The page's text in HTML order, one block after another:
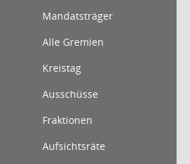
Mandatsträger
Alle Gremien
Kreistag
Ausschüsse
Fraktionen
Aufsichtsräte